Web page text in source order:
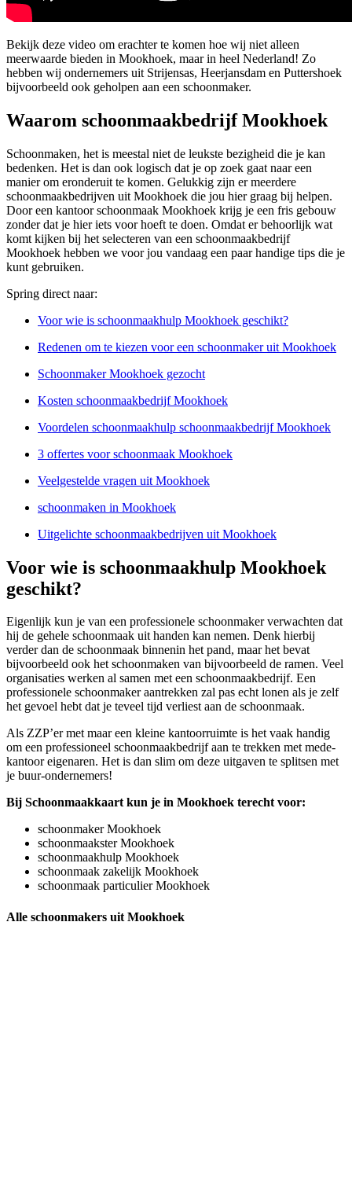
Bekijk deze video om erachter te komen hoe wij niet alleen
meerwaarde bieden in Mookhoek, maar in heel Nederland! Zo
hebben wij ondernemers uit Strijensas, Heerjansdam en Puttershoek
bijvoorbeeld ook geholpen aan een schoonmaker.
Waarom schoonmaakbedrijf Mookhoek
Schoonmaken, het is meestal niet de leukste bezigheid die je kan
bedenken. Het is dan ook logisch dat je op zoek gaat naar een
manier om eronderuit te komen. Gelukkig zijn er meerdere
schoonmaakbedrijven uit Mookhoek die jou hier graag bij helpen.
Door een kantoor schoonmaak Mookhoek krijg je een fris gebouw
zonder dat je hier iets voor hoeft te doen. Omdat er behoorlijk wat
komt kijken bij het selecteren van een schoonmaakbedrijf
Mookhoek hebben we voor jou vandaag een paar handige tips die je
kunt gebruiken.
Spring direct naar:
Voor wie is schoonmaakhulp Mookhoek geschikt?
Redenen om te kiezen voor een schoonmaker uit Mookhoek
Schoonmaker Mookhoek gezocht
Kosten schoonmaakbedrijf Mookhoek
Voordelen schoonmaakhulp schoonmaakbedrijf Mookhoek
3 offertes voor schoonmaak Mookhoek
Veelgestelde vragen uit Mookhoek
schoonmaken in Mookhoek
Uitgelichte schoonmaakbedrijven uit Mookhoek
Voor wie is schoonmaakhulp Mookhoek
geschikt?
Eigenlijk kun je van een professionele schoonmaker verwachten dat
hij de gehele schoonmaak uit handen kan nemen. Denk hierbij
verder dan de schoonmaak binnenin het pand, maar het bevat
bijvoorbeeld ook het schoonmaken van bijvoorbeeld de ramen. Veel
organisaties werken al samen met een schoonmaakbedrijf. Een
professionele schoonmaker aantrekken zal pas echt lonen als je zelf
het gevoel hebt dat je teveel tijd verliest aan de schoonmaak.
Als ZZP’er met maar een kleine kantoorruimte is het vaak handig
om een professioneel schoonmaakbedrijf aan te trekken met mede-
kantoor eigenaren. Het is dan slim om deze uitgaven te splitsen met
je buur-ondernemers!
Bij Schoonmaakkaart kun je in Mookhoek terecht voor:
schoonmaker Mookhoek
schoonmaakster Mookhoek
schoonmaakhulp Mookhoek
schoonmaak zakelijk Mookhoek
schoonmaak particulier Mookhoek
Alle schoonmakers uit Mookhoek